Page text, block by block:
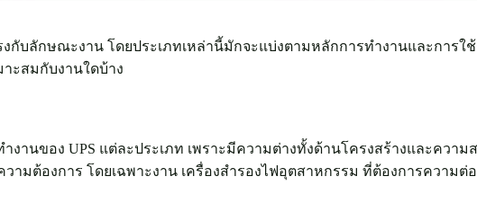
งกับลักษณะงาน โดยประเภทเหล่านี้มักจะแบ่งตามหลักการทำงานและการใ
ะสมกับงานใดบ้าง
งานของ UPS แต่ละประเภท เพราะมีความต่างทั้งด้านโครงสร้างและควา
มต้องการ โดยเฉพาะงาน เครื่องสำรองไฟอุตสาหกรรม ที่ต้องการความต่อ